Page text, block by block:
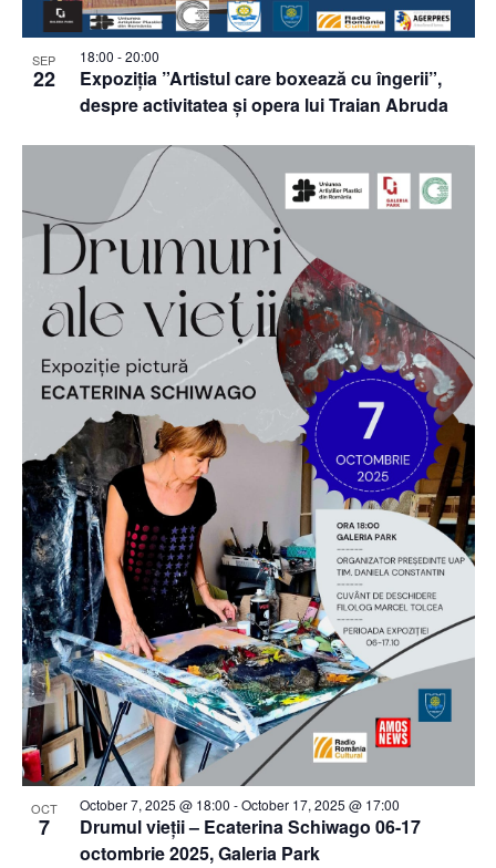
SEP
22
Expoziția ”Artistul care boxează cu îngerii”,
despre activitatea și opera lui Traian Abruda
18:00 -20:00
OCT
7
Drumul vieții – Ecaterina Schiwago 06-17
octombrie 2025, Galeria Park
October 7, 2025 @ 18:00 -October 17, 2025 @ 17:00